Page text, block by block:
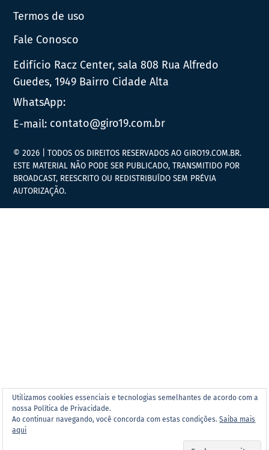
Termos de uso
Fale Conosco
Edifício Racz Center, sala 808 Rua Alfredo
Guedes, 1949 Bairro Cidade Alta
WhatsApp:
E-mail: contato@giro19.com.br
Utilizamos cookies essenciais e tecnologias semelhantes de acordo com a
nossa Política de Privacidade.
Ao continuar navegando, você concorda com estas condições.Saiba mais
aqui
© 2026 | TODOS OS DIREITOS RESERVADOS AO GIRO19.COM.BR.
ESTE MATERIAL NÃO PODE SER PUBLICADO, TRANSMITIDO POR
BROADCAST, REESCRITO OU REDISTRIBUÍDO SEM PRÉVIA
AUTORIZAÇÃO.